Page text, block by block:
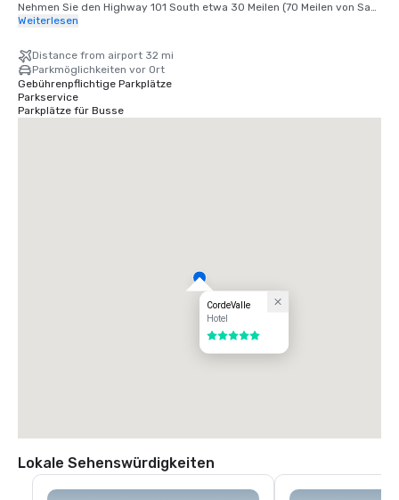
Nehmen Sie den Highway 101 South etwa 30 Meilen (70 Meilen von San
Francisco entfernt) bis zur Ausfahrt San Martin Avenue. Nehmen Sie
bis zur ersten Ampel (Monterey Road). Biegen Sie an der Ampel links
auf die Monterey Road ab. Biegen Sie an der nächsten Ampel rechts
auf die Highland Avenue ab. Folgen Sie Highland über Santa Teresa
(Stoppschild) durch unser Wachtor nach CordeValle.
VON DER MONTEREY-HALBINSEL
Weiterlesen
Distance from airport 32 mi
Parkmöglichkeiten vor Ort
Gebührenpflichtige Parkplätze
Parkservice
Parkplätze für Busse
CordeValle
Hotel
5 von 5
Lokale Sehenswürdigkeiten